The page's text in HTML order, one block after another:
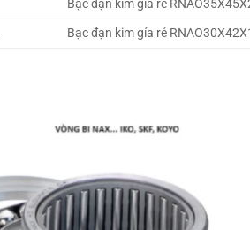
Bạc đạn kim gía rẻ
Bạc đạn kim gía rẻ